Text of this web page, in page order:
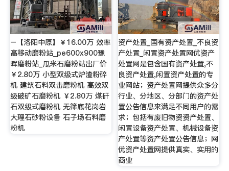
–【洛阳中原】￥16.00万 效率
高移动磨粉站_pe600x900豫
晖磨粉站_瓜米石磨粉站出厂价
￥2.80万 小型双级式炉渣粉碎
机 建筑石料双击磨粉机 高效双
级破矿石磨粉机 ￥2.80万 煤矸
石双级式磨粉机 无筛底花岗岩
大理石砂粉设备 石子场石料磨
粉机
资产处置_国有资产处置_不良资
产处置_闲置资产处置网优资产
处置网是包含国有资产处置,不
良资产处置,闲置资产处置的专
业网站；资产处置网提供众多分
行业、分地区、分部门的资产处
置公告信息来满足不同用户的需
求；包括有废旧物资资产处置、
闲置设备资产处置、机械设备资
产处置等资产处置公告信息；网
优资产处置网提供真实、实用的
商业